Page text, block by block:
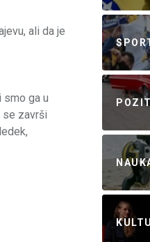
ali da je
smo ga u
se završi